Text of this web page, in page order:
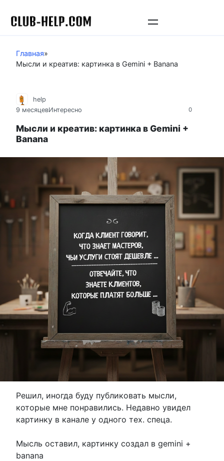
контенту
Главная»
Мысли и креатив: картинка в Gemini + Banana
0
help
9 месяцевИнтересно
Мысли и креатив: картинка в Gemini +
Banana
Решил, иногда буду публиковать мысли,
которые мне понравились. Недавно увидел
картинку в канале у одного тех. спеца.
Мысль оставил, картинку создал в gemini +
banana